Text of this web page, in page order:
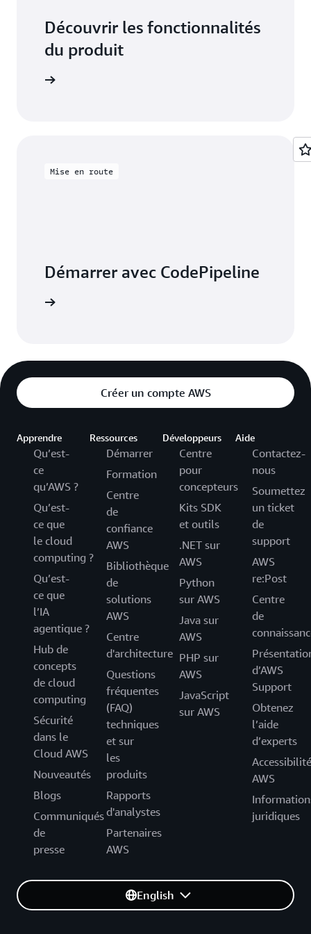
Découvrir les fonctionnalités
du produit
Mise en route
Démarrer avec CodePipeline
Créer un compte AWS
Apprendre
Qu’est-
ce
qu’AWS ?
Qu’est-
ce que
le cloud
computing ?
Qu’est-
ce que
l’IA
agentique ?
Hub de
concepts
de cloud
computing
Sécurité
dans le
Cloud AWS
Nouveautés
Blogs
Communiqués
de
presse
Ressources
Démarrer
Formation
Centre
de
confiance
AWS
Bibliothèque
de
solutions
AWS
Centre
d'architecture
Questions
fréquentes
(FAQ)
techniques
et sur
les
produits
Rapports
d'analystes
Partenaires
AWS
Développeurs
Centre
pour
concepteurs
Kits SDK
et outils
.NET sur
AWS
Python
sur AWS
Java sur
AWS
PHP sur
AWS
JavaScript
sur AWS
Aide
Contactez-
nous
Soumettez
un ticket
de
support
AWS
re:Post
Centre
de
d’AWS
Support
Obtenez
l’aide
d’experts
Accessibilité
AWS
juridiques
English